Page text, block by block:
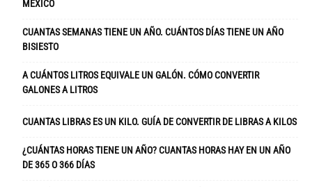
MÉXICO
CUANTAS SEMANAS TIENE UN AÑO. CUÁNTOS DÍAS TIENE UN AÑO
BISIESTO
A CUÁNTOS LITROS EQUIVALE UN GALÓN. CÓMO CONVERTIR
GALONES A LITROS
CUANTAS LIBRAS ES UN KILO. GUÍA DE CONVERTIR DE LIBRAS A KILOS
¿CUÁNTAS HORAS TIENE UN AÑO? CUANTAS HORAS HAY EN UN AÑO
DE 365 O 366 DÍAS